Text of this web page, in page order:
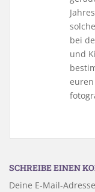
bei
und
SCHREIBE EINEN
Deine E-Mail-